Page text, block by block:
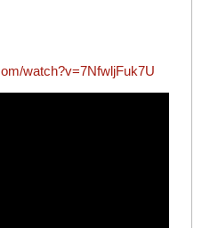
watch?v=7NfwljFuk7U